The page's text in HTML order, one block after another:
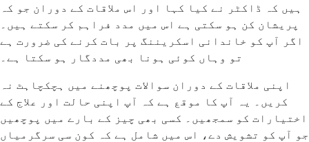
ہیں کہ ڈاکٹر نے کیا کہا اور اس ملاقات کے دوران جو کہ
پریشان کن ہو سکتی ہے اس میں مدد فراہم کر سکتے ہیں۔
اگر آپ کو خاندانی اسکریننگ پر بات کرنے کی ضرورت ہے
تو وہاں کوئی ہونا بھی مددگار ہو سکتا ہے۔
اپنی ملاقات کے دوران سوالات پوچھنے میں ہچکچاہٹ نہ
کریں۔ یہ آپ کا موقع ہے کہ آپ اپنی حالت اور علاج کے
اختیارات کو سمجھیں۔ کسی بھی چیز کے بارے میں پوچھیں
جو آپ کو تشویش دے، اس میں شامل ہے کہ کون سی سرگرمیاں